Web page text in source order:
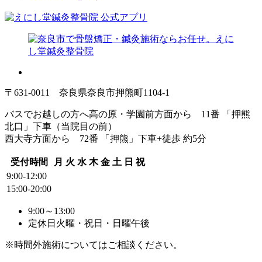
〒631-0011 奈良県奈良市押熊町1104-1
バスでお越しの方へ高の原・学園前方面から 11番 「押熊
北口」下車（当院目の前）
西大寺方面から 72番 「押熊」下車+徒歩 約5分
受付時間 月 火 水 木 金 土 日 祝
9:00-12:00
15:00-20:00
9:00～13:00
定休日 火曜・祝日・日曜午後
※時間外施術についてはご相談ください。